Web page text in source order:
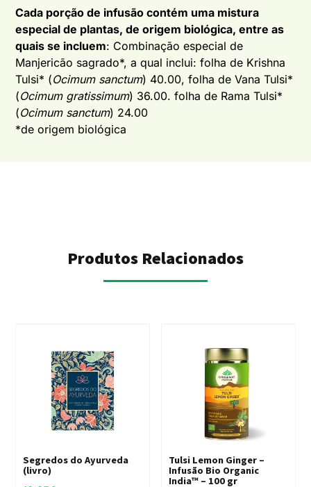
Cada porção de infusão contém uma mistura
especial de plantas, de origem biológica, entre as
quais se incluem: Combinação especial de
Manjericão sagrado*, a qual inclui: folha de Krishna
Tulsi* (Ocimum sanctum) 40.00, folha de Vana Tulsi*
(Ocimum gratissimum) 36.00. folha de Rama Tulsi*
(Ocimum sanctum) 24.00
*de origem biológica
Produtos Relacionados
Segredos do Ayurveda
(livro)
Tulsi Lemon Ginger –
Infusão Bio Organic
India™ – 100 gr